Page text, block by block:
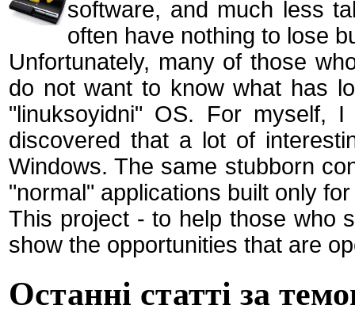
software, and much less
often have nothing to lose
Unfortunately, many of those
do not want to know what has
"linuksoyidni" OS. For myself, I
discovered that a lot of
Windows.The same stubborn
"normal" applications built only
This project - to help those who
show the opportunities that are
Останні статті за